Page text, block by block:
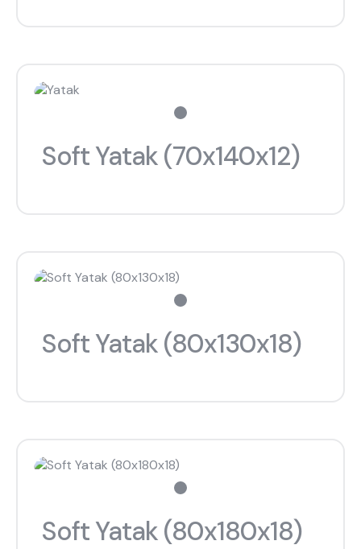
Soft Yatak (70x140x12)
Soft Yatak (80x130x18)
Soft Yatak (80x180x18)